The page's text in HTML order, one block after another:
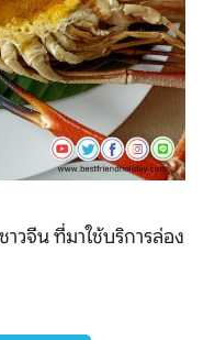
วจีน ที่มาใช้บริการล่อง